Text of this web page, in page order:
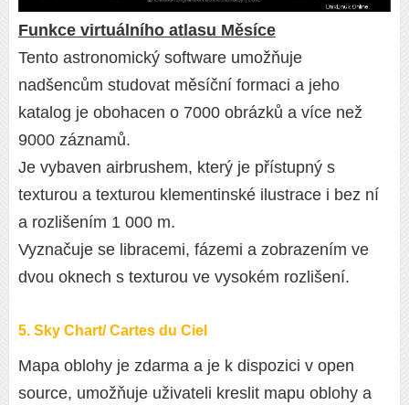
Funkce virtuálního atlasu Měsíce
Tento astronomický software umožňuje
nadšencům studovat měsíční formaci a jeho
katalog je obohacen o 7000 obrázků a více než
9000 záznamů.
Je vybaven airbrushem, který je přístupný s
texturou a texturou klementinské ilustrace i bez ní
a rozlišením 1 000 m.
Vyznačuje se libracemi, fázemi a zobrazením ve
dvou oknech s texturou ve vysokém rozlišení.
5. Sky Chart/ Cartes du Ciel
Mapa oblohy je zdarma a je k dispozici v open
source, umožňuje uživateli kreslit mapu oblohy a